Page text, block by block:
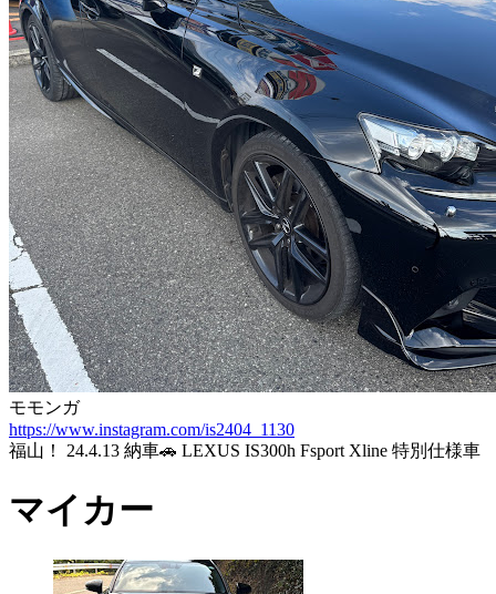
モモンガ
https://www.instagram.com/is2404_1130
福山！ 24.4.13 納車🚗 LEXUS IS300h Fsport Xline 特別仕様車
マイカー